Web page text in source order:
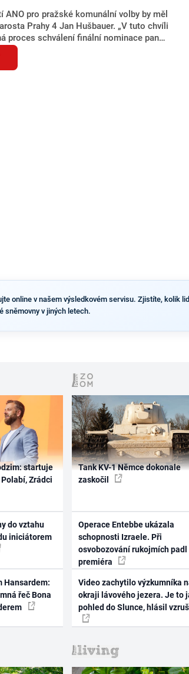
ANO pro pražské komunální volby by měl
Prahy 4 Jan Hušbauer. „V tuto chvíli
proces schválení finální nominace pana
Výborem hnutí ANO,“ uvedl pro
pražského ANO Martin
Hušbauerovi se spekulovalo jako o
online v našem výsledkovém servisu. Zjistíte, kolik
sněmovny v jiných letech.
startuje
Zrádci
do vztahu
iniciátorem
Hansardem:
řeč Bona
Tank KV-1 Němce dokonale
zaskočil
Operace Entebbe ukázala
schopnosti Izraele. Při
osvobozování rukojmích
premiéra
Video zachytilo výzkumníka
okraji lávového jezera. Je to
pohled do Slunce, hlásil